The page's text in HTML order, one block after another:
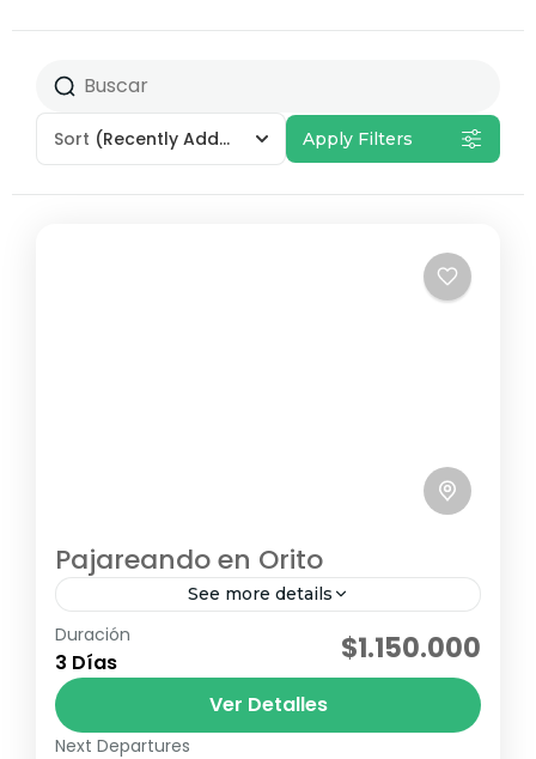
Sort (Recently Added) Apply Filters
Pajareando en Orito
See more details
avistamiento de fauna
Orito, Putumayo, es un verdadero santuario
para los amantes del avistamiento de aves.
Con más de 560 especies registradas, este
Duración
3 Días $1.150.000
Ver Detalles
Next Departures